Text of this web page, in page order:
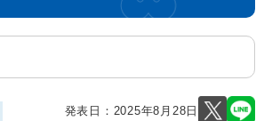
発表日： 2025年8月28日